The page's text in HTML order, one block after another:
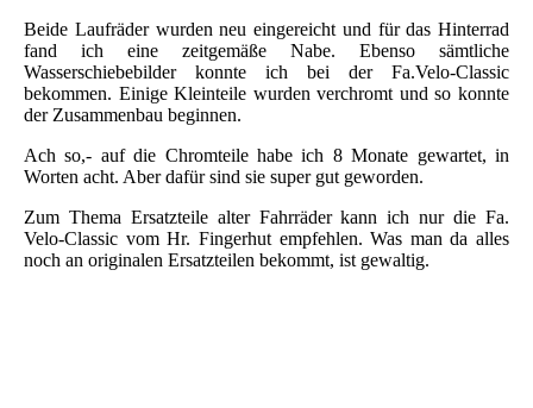
Beide Laufräder wurden neu eingereicht und für das Hinterrad
fand ich eine zeitgemäße Nabe. Ebenso sämtliche
Wasserschiebebilder konnte ich bei der Fa.Velo-Classic
bekommen. Einige Kleinteile wurden verchromt und so konnte
der Zusammenbau beginnen.
Ach so,- auf die Chromteile habe ich 8 Monate gewartet, in
Worten acht. Aber dafür sind sie super gut geworden.
Zum Thema Ersatzteile alter Fahrräder kann ich nur die Fa.
Velo-Classic vom Hr. Fingerhut empfehlen. Was man da alles
noch an originalen Ersatzteilen bekommt, ist gewaltig.